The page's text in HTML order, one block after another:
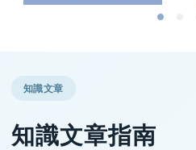
知識文章
知識文章指南